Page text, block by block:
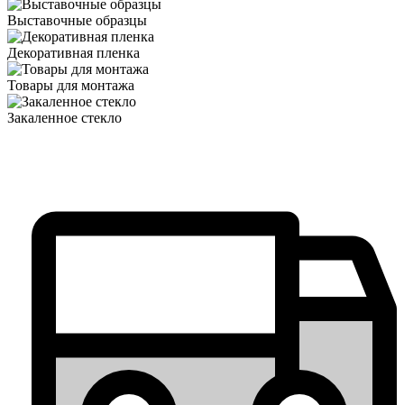
Выставочные образцы
Декоративная пленка
Товары для монтажа
Закаленное стекло